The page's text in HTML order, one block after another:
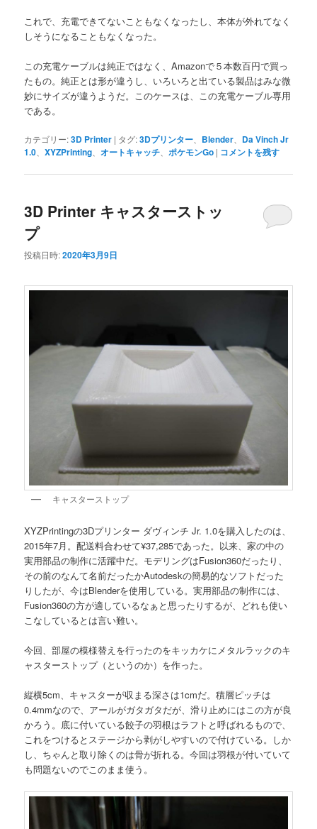
これで、充電できてないこともなくなったし、本体が外れてなく
しそうになることもなくなった。
この充電ケーブルは純正ではなく、Amazonで５本数百円で買っ
たもの。純正とは形が違うし、いろいろと出ている製品はみな微
妙にサイズが違うようだ。このケースは、この充電ケーブル専用
である。
カテゴリー:3D Printer | タグ:3Dプリンター、 Blender、 Da Vinch Jr
1.0、XYZPrinting、オートキャッチ、ポケモンGo | コメントを残す
3D Printer キャスターストッ
プ
投稿日時:2020年3月9日
キャスターストップ
XYZPrintingの3Dプリンター ダヴィンチ Jr. 1.0を購入したのは、
2015年7月。配送料合わせて¥37,285であった。以来、家の中の
実用部品の制作に活躍中だ。モデリングはFusion360だったり、
その前のなんて名前だったかAutodeskの簡易的なソフトだった
りしたが、今はBlenderを使用している。実用部品の制作には、
Fusion360の方が適しているなぁと思ったりするが、どれも使い
こなしているとは言い難い。
今回、部屋の模様替えを行ったのをキッカケにメタルラックのキ
ャスターストップ（というのか）を作った。
縦横5cm、キャスターが収まる深さは1cmだ。積層ピッチは
0.4mmなので、アールがガタガタだが、滑り止めにはこの方が良
かろう。底に付いている餃子の羽根はラフトと呼ばれるもので、
これをつけるとステージから剥がしやすいので付けている。しか
し、ちゃんと取り除くのは骨が折れる。今回は羽根が付いていて
も問題ないのでこのまま使う。